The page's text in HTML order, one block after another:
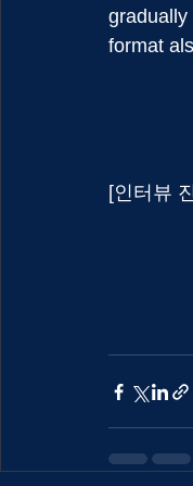
format
[인터뷰